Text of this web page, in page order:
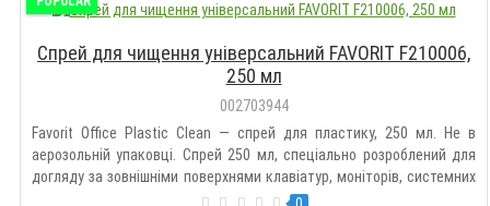
Спрей для чищення універсальний FAVORIT F210006,
250 мл
002703944
Favorit Office Plastic Clean — спрей для пластику, 250 мл. Не в
аерозольній упаковці. Спрей 250 мл, спеціально розроблений для
догляду за зовнішніми поверхнями клавіатур, моніторів, системних
блоків, копіювальних і телефонних апаратів, а також іншого